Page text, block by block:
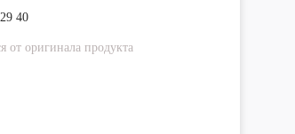
40
от оригинала продукта